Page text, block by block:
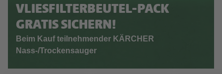
VLIESFILTERBEUTEL-PACK
GRATIS SICHERN!
Beim Kauf teilnehmender KÄRCHER
Nass-/Trockensauger